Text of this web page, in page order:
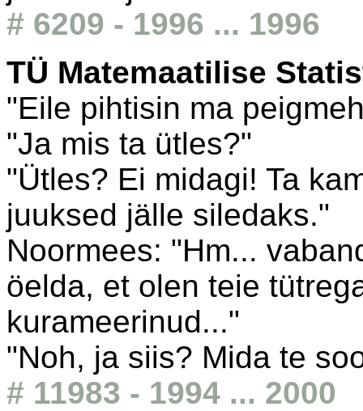
# 6209 - 1996 ... 1996
TÜ Matemaatilise
"Eile pihtisin ma
"Ja mis ta ütles?"
"Ütles? Ei midagi! Ta
juuksed jälle siledaks."
Noormees: "Hm...
öelda, et olen teie
kurameerinud..."
"Noh, ja siis? Mida te
# 11983 - 1994 ... 2000